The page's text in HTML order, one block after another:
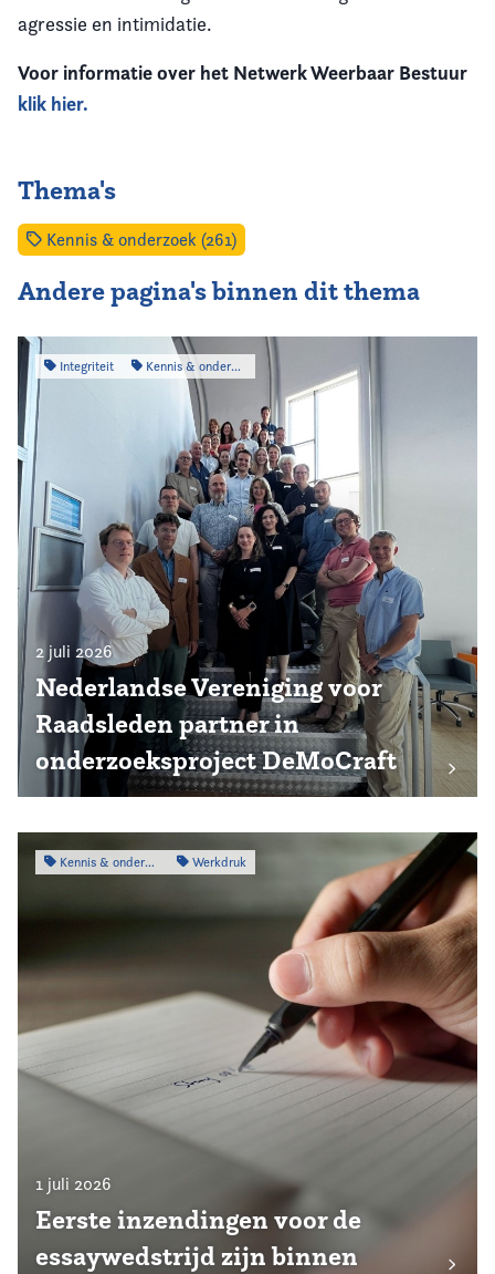
agressie en intimidatie.
Voor informatie over het Netwerk Weerbaar Bestuur
klik hier.
Thema's
Kennis & onderzoek (261)
Andere pagina's binnen dit thema
Integriteit Kennis & onderzoek
2 juli 2026
Nederlandse Vereniging voor
Raadsleden partner in
onderzoeksproject DeMoCraft
Kennis & onderzoek Werkdruk
1 juli 2026
Eerste inzendingen voor de
essaywedstrijd zijn binnen